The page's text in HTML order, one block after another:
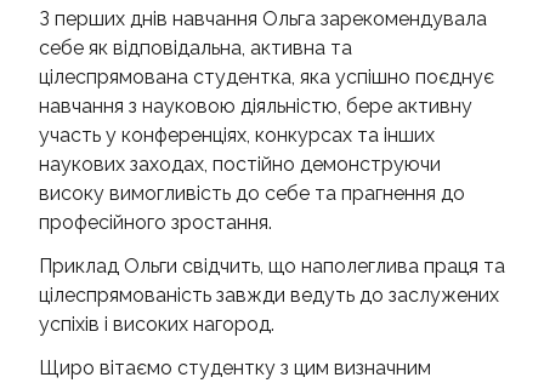
З перших днів навчання Ольга зарекомендувала
себе як відповідальна, активна та
цілеспрямована студентка, яка успішно поєднує
навчання з науковою діяльністю, бере активну
участь у конференціях, конкурсах та інших
наукових заходах, постійно демонструючи
високу вимогливість до себе та прагнення до
професійного зростання.
Приклад Ольги свідчить, що наполеглива праця та
цілеспрямованість завжди ведуть до заслужених
успіхів і високих нагород.
Щиро вітаємо студентку з цим визначним